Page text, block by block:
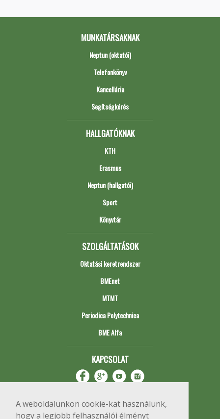
A weboldalunkon cookie-kat használunk,
hogy a legjobb felhasználói élményt
MUNKATÁRSAKNAK
Neptun (oktatói)
Telefonkönyv
Kancellária
Segítségkérés
HALLGATÓKNAK
KTH
Erasmus
Neptun (hallgatói)
Sport
Könyvtár
SZOLGÁLTATÁSOK
Oktatási keretrendszer
BMEnet
MTMT
Periodica Polytechnica
BME Alfa
KAPCSOLAT